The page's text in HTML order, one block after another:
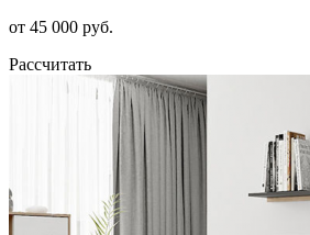
от 45 000 руб.
Рассчитать